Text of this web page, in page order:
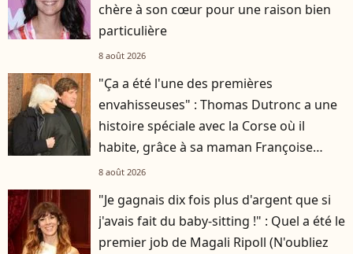
chère à son cœur pour une raison bien
particulière
8 août 2026
"Ça a été l'une des premières
envahisseuses" : Thomas Dutronc a une
histoire spéciale avec la Corse où il
habite, grâce à sa maman Françoise
Hardy
8 août 2026
"Je gagnais dix fois plus d'argent que si
j'avais fait du baby-sitting !" : Quel a été le
premier job de Magali Ripoll (N'oubliez